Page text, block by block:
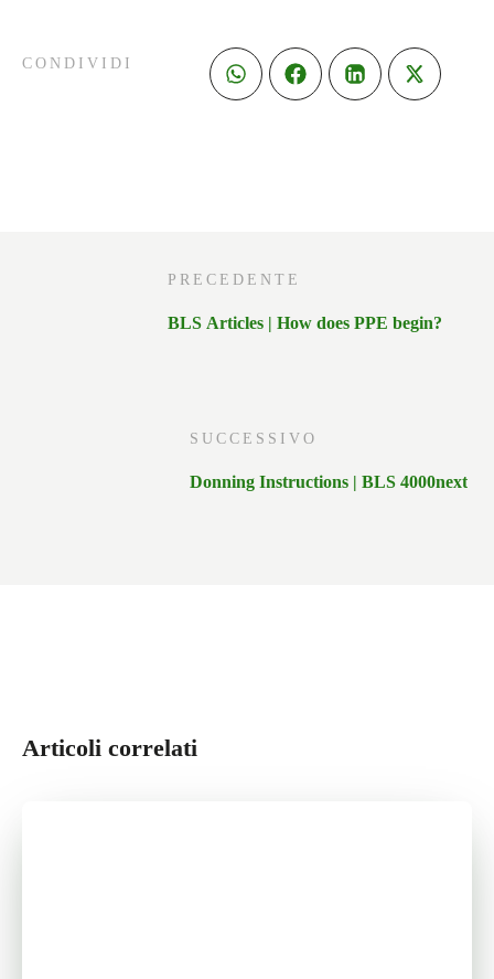
CONDIVIDI
PRECEDENTE
BLS Articles | How does PPE begin?
SUCCESSIVO
Donning Instructions | BLS 4000next
Articoli correlati